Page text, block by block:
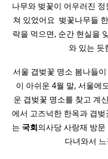
나무와 벚꽃이 어우러진
쳐 있었어요 ​ 벚꽃나무들
락을 먹으면, 순간 현실을
와 있는 듯
서울 겹벚꽃 명소 봄나들이
이 아쉬운 4월 말, 서울에
운 겹벚꽃 명소를 찾고 계
에서 고즈넉한 한옥과 겹
는 국회의사당 사랑재 방
다녀와서